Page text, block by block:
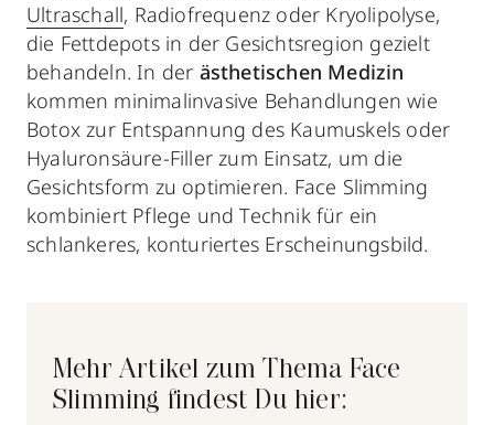
Ultraschall, Radiofrequenz oder Kryolipolyse,
die Fettdepots in der Gesichtsregion gezielt
behandeln. In der ästhetischen Medizin
kommen minimalinvasive Behandlungen wie
Botox zur Entspannung des Kaumuskels oder
Hyaluronsäure-Filler zum Einsatz, um die
Gesichtsform zu optimieren. Face Slimming
kombiniert Pflege und Technik für ein
schlankeres, konturiertes Erscheinungsbild.
Mehr Artikel zum Thema Face
Slimming findest Du hier: